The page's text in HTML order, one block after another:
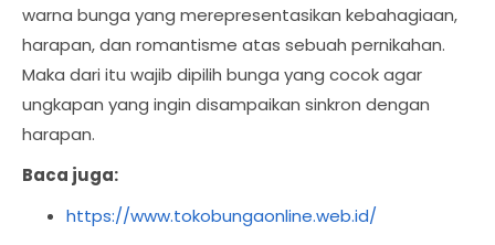
warna bunga yang merepresentasikan kebahagiaan,
harapan, dan romantisme atas sebuah pernikahan.
Maka dari itu wajib dipilih bunga yang cocok agar
ungkapan yang ingin disampaikan sinkron dengan
harapan.
Baca juga:
https://www.tokobungaonline.web.id/